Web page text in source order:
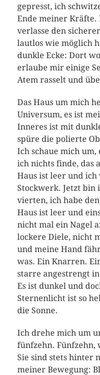
gepresst, ich
Ende meiner Kräfte.
verlasse den
lautlos wie möglich
dunkle Ecke: Dort
erlaube mir einige
Atem rasselt und
Das Haus um mich
Universum, es ist
Inneres ist mit
spüre die polierte
Ich schaue mich um,
ich nichts finde, das
Haus ist leer und
Stockwerk. Jetzt
vierten, ich habe
Haus ist leer und
nicht mal ein Nagel
lockere Diele, nicht
und meine Hand
was. Ein Knarren.
starre angestrengt
Es ist dunkel und
Sternenlicht ist so
die Sonne.
Ich drehe mich um
fünfzehn. Fünfzehn,
Sie sind stets hinter
meiner Bewegung: